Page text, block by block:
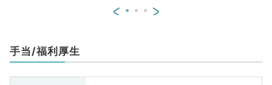
< >
手当/福利厚生